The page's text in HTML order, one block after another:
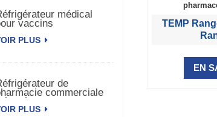
médical
vaccins
PLUS
de
commerciale
de vaccins
PLUS
TEMP
EN